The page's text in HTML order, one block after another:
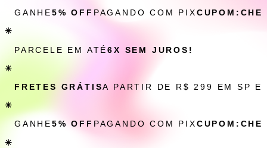
GANHE5% OFF PAGANDO COM PIX
✳
PARCELE EM ATÉ6X SEM JUROS!
✳
FRETES GRÁTISA PARTIR DE R$ 299 EM SP
✳
GANHE5% OFF PAGANDO COM PIX
✳